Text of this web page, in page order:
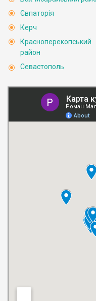
Євпаторія
Керч
Красноперекопський
район
Севастополь